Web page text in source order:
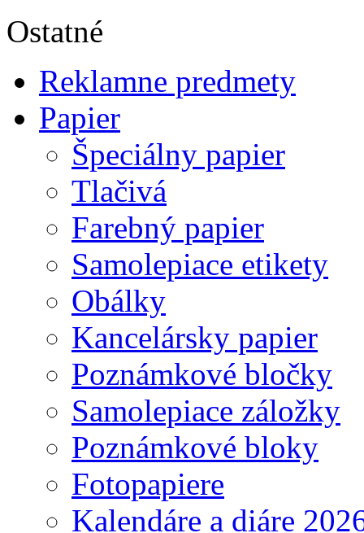
Ostatné
Reklamne predmety
Papier
Špeciálny papier
Tlačivá
Farebný papier
Samolepiace etikety
Obálky
Kancelársky papier
Poznámkové bločky
Samolepiace záložky
Poznámkové bloky
Fotopapiere
Kalendáre a diáre